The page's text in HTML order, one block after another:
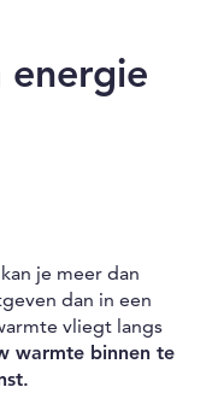
energie
je meer dan
dan in een
vliegt langs
warmte binnen te